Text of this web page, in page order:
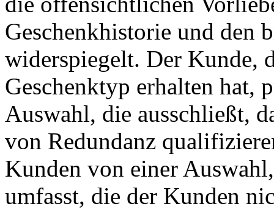
Geschenkhistorie und den
widerspiegelt. Der Kunde,
Geschenktyp erhalten hat,
Auswahl, die ausschließt,
von Redundanz
Kunden von einer
umfasst, die der Kunden